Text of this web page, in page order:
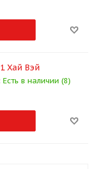
Хай Вэй
Есть в наличии (8)